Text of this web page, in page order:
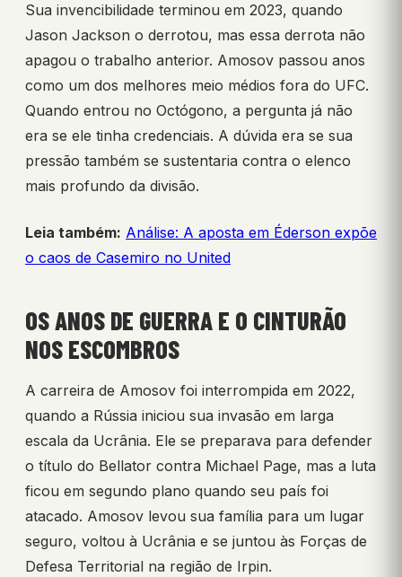
Sua invencibilidade terminou em 2023, quando
Jason Jackson o derrotou, mas essa derrota não
apagou o trabalho anterior. Amosov passou anos
como um dos melhores meio médios fora do UFC.
Quando entrou no Octógono, a pergunta já não
era se ele tinha credenciais. A dúvida era se sua
pressão também se sustentaria contra o elenco
mais profundo da divisão.
Leia também: Análise: A aposta em Éderson expõe
o caos de Casemiro no United
OS ANOS DE GUERRA E O CINTURÃO
NOS ESCOMBROS
A carreira de Amosov foi interrompida em 2022,
quando a Rússia iniciou sua invasão em larga
escala da Ucrânia. Ele se preparava para defender
o título do Bellator contra Michael Page, mas a luta
ficou em segundo plano quando seu país foi
atacado. Amosov levou sua família para um lugar
seguro, voltou à Ucrânia e se juntou às Forças de
Defesa Territorial na região de Irpin.